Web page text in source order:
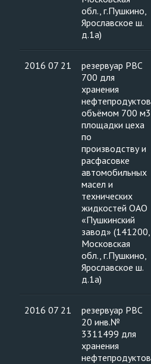
обл., г.Пушкино,
Ярославское ш.
д.1а)
2016 07 21
резервуар РВС
700 для
хранения
нефтепродуктов
объёмом 700 м3
площадки цеха
по
производству и
расфасовке
автомобильных
масел и
технических
жидкостей ОАО
«Пушкинский
завод» (141200,
Московская
обл., г.Пушкино,
Ярославское ш.
д.1а)
2016 07 21
резервуар РВС
20 инв.№
3311499 для
хранения
нефтепродуктов